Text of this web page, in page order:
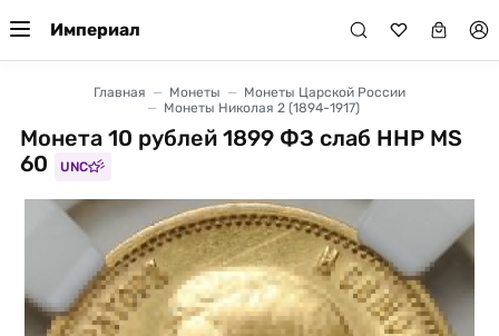
Империал
Главная Монеты
Монеты Царской России
Монеты Николая 2 (1894-1917)
Монета 10 рублей 1899 ФЗ слаб ННР MS
60
UNC